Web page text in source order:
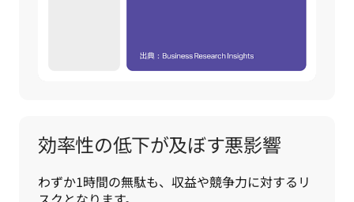
効率性の低下が及ぼす悪影響
わずか1時間の無駄も、収益や競争力に対するリ